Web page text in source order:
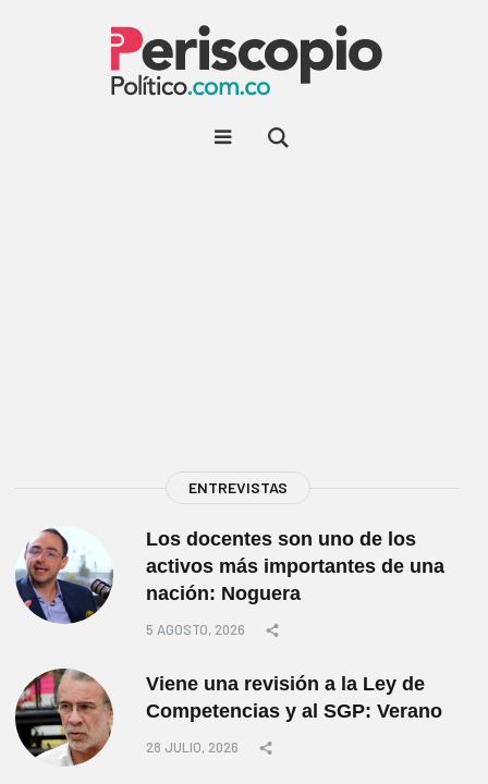
ENTREVISTAS
Los docentes son uno de los
activos más importantes de una
nación: Noguera
5 AGOSTO, 2026
Viene una revisión a la Ley de
Competencias y al SGP: Verano
28 JULIO, 2026